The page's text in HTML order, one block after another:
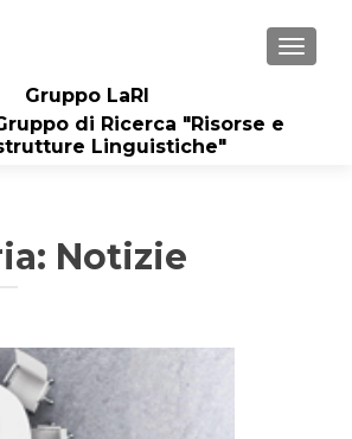
Gruppo LaRI
Gruppo di Ricerca "Risorse e
Linguistiche"
Notizie